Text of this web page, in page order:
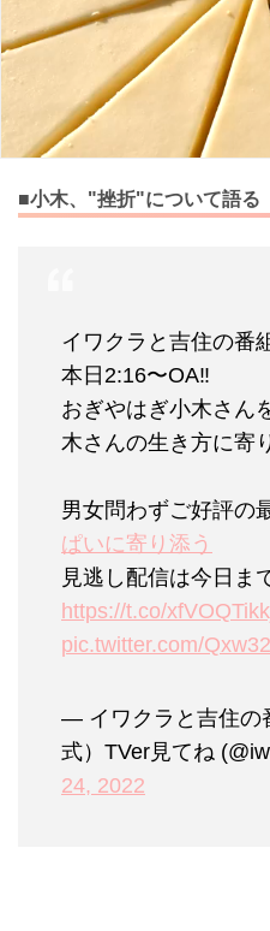
■小木、"挫折"について語る
イワクラと吉住の番
本日2:16〜OA‼︎
おぎやはぎ小木さん
木さんの生き方に寄
男女問わずご好評の
ぱいに寄り添う
見逃し配信は今日ま
https://t.co/
pic.twitter.com/
— イワクラと吉住の
式）TVer見てね
24, 2022